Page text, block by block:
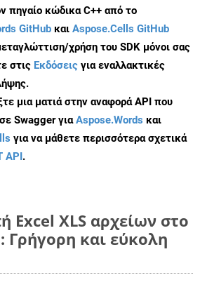
πηγαίο κώδικα C++ από το
GitHub και Aspose.Cells GitHub
χρήση του SDK μόνοι σας
στις Εκδόσεις για εναλλακτικές
μια ματιά στην αναφορά API που
Swagger γιαAspose.Words και
για να μάθετε περισσότερα σχετικά
API.
Excel XLS αρχείων στο
Γρήγορη και εύκολη